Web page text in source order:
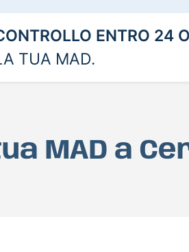
ENTRO 24
TUA MAD.
MAD a